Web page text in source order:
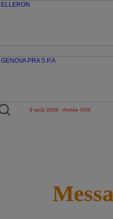
9 août 2026 - Année XXX